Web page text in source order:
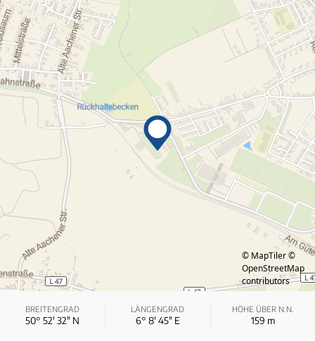
© MapTiler ©
OpenStreetMap
contributors
BREITENGRAD
50° 52′ 32″ N
LÄNGENGRAD
6° 8′ 45″ E
HÖHE ÜBER N.N.
159 m